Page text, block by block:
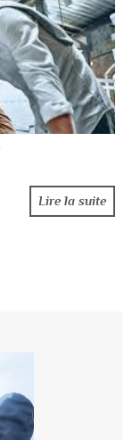
Lire la suite